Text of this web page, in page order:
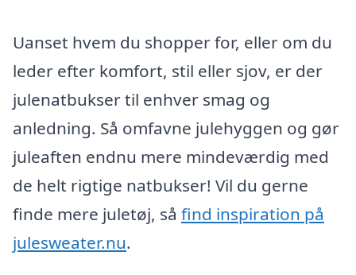
Uanset hvem du shopper for, eller om du
leder efter komfort, stil eller sjov, er der
julenatbukser til enhver smag og
anledning. Så omfavne julehyggen og gør
juleaften endnu mere mindeværdig med
de helt rigtige natbukser! Vil du gerne
finde mere juletøj, så find inspiration på
julesweater.nu.